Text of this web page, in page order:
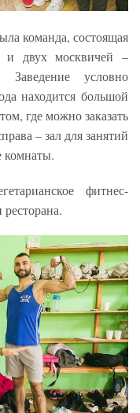
команда, состоящая
и двух москвичей –
условно
находится большой
где можно заказать
– зал для занятий
комнаты.
фитнес-